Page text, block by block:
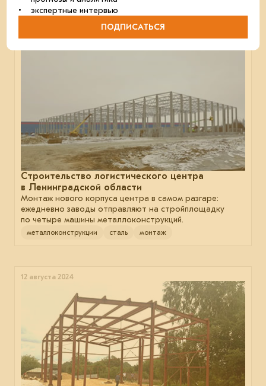
Строительство логистического центра
в Ленинградской области
Монтаж нового корпуса центра в самом разгаре:
ежедневно заводы отправляют на стройплощадку
по четыре машины металлоконструкций.
металлоконструкции сталь монтаж
12 августа 2024
• экспертные интервью
ПОДПИСАТЬСЯ